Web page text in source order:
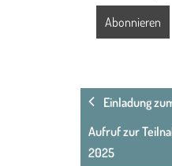
Einladung
Aufruf zur
2025